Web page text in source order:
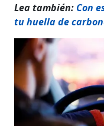
Lea también: Con
tu huella de